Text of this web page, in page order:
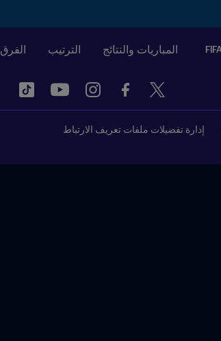
المباريات والنتائج الترتيب الفرق
إدارة تفضيلات ملفات تعريف الارتباط